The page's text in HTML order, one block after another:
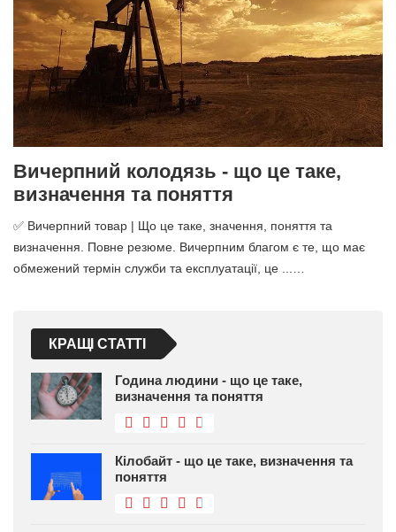
Вичерпний колодязь - що це таке,
визначення та поняття
✅ Вичерпний товар | Що це таке, значення, поняття та
визначення. Повне резюме. Вичерпним благом є те, що має
обмежений термін служби та експлуатації, це ...…
КРАЩІ СТАТТІ
Година людини - що це таке,
визначення та поняття
Кілобайт - що це таке, визначення та
поняття